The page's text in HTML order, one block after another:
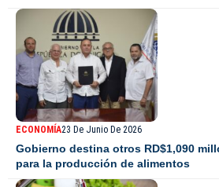
ECONOMÍA23 De Junio De 2026
Gobierno destina otros RD$1,090
para la producción de alimentos